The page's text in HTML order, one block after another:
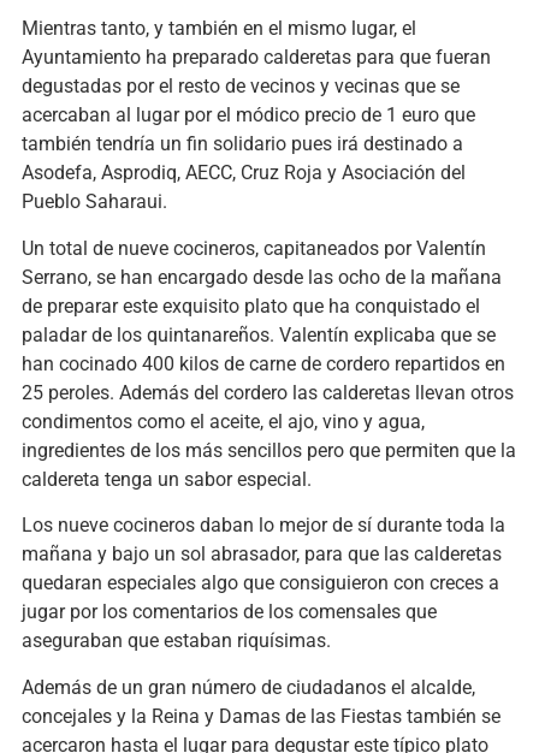
Mientras tanto, y también en el mismo lugar, el
Ayuntamiento ha preparado calderetas para que fueran
degustadas por el resto de vecinos y vecinas que se
acercaban al lugar por el módico precio de 1 euro que
también tendría un fin solidario pues irá destinado a
Asodefa, Asprodiq, AECC, Cruz Roja y Asociación del
Pueblo Saharaui.
Un total de nueve cocineros, capitaneados por Valentín
Serrano, se han encargado desde las ocho de la mañana
de preparar este exquisito plato que ha conquistado el
paladar de los quintanareños. Valentín explicaba que se
han cocinado 400 kilos de carne de cordero repartidos en
25 peroles. Además del cordero las calderetas llevan otros
condimentos como el aceite, el ajo, vino y agua,
ingredientes de los más sencillos pero que permiten que la
caldereta tenga un sabor especial.
Los nueve cocineros daban lo mejor de sí durante toda la
mañana y bajo un sol abrasador, para que las calderetas
quedaran especiales algo que consiguieron con creces a
jugar por los comentarios de los comensales que
aseguraban que estaban riquísimas.
Además de un gran número de ciudadanos el alcalde,
concejales y la Reina y Damas de las Fiestas también se
acercaron hasta el lugar para degustar este típico plato